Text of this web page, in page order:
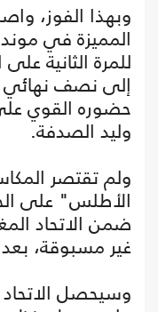
وبهذا الفوز،
للمرة الثانية
حضوره القوي
وليد الصدفة.
ولم تقتصر
الأطلس" على
ضمن الاتحاد
غير مسبوقة، بعد